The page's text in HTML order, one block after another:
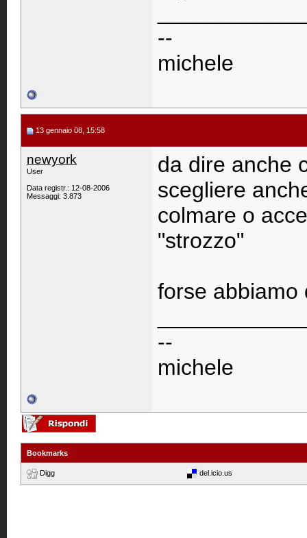
--
michele
13 gennaio 08, 15:58
newyork
User
Data registr.: 12-08-2006
Messaggi: 3.873
da dire anche
scegliere
colmare o
"strozzo"
forse abbiamo
--
michele
Bookmarks
Digg del.icio.us